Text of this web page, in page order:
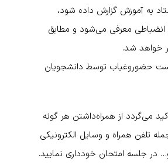
به آموزش گزارش داده شود،
انضباطی معرفی می‌شود و مطابق
خواهد شد.
حضوروغیاب توسط دانشجویان
می‌گردد از همراه‌داشتن هر گونه
تلفن همراه و وسایل الکترونیکی
در جلسه امتحان خودداری نمایید.